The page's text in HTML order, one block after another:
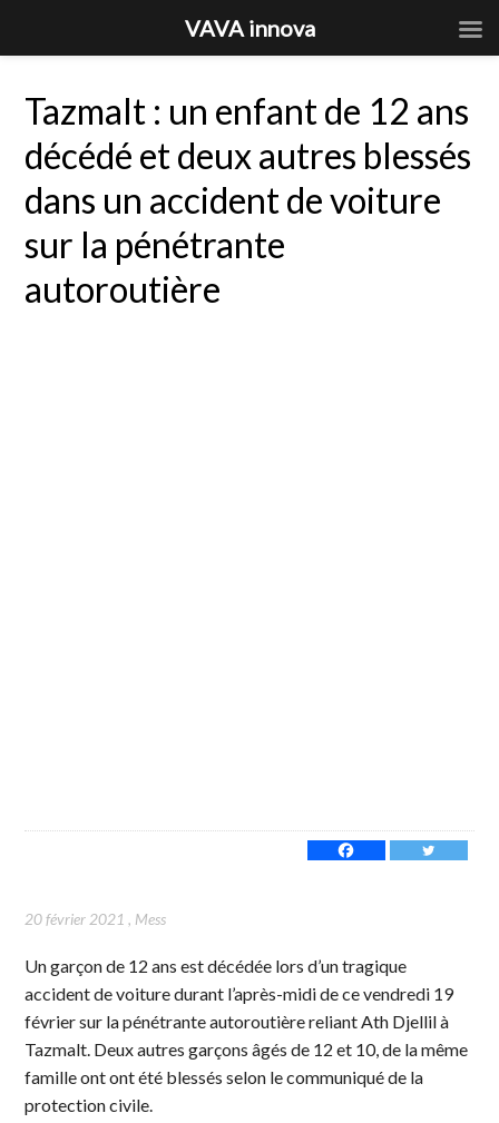
Tazmalt : un enfant de 12 ans
décédé et deux autres blessés
dans un accident de voiture
sur la pénétrante
autoroutière
20 février 2021 , Mess
Un garçon de 12 ans est décédée lors d’un tragique
accident de voiture durant l’après-midi de ce vendredi 19
février sur la pénétrante autoroutière reliant Ath Djellil à
Tazmalt. Deux autres garçons âgés de 12 et 10, de la même
famille ont ont été blessés selon le communiqué de la
protection civile.
VAVA innova